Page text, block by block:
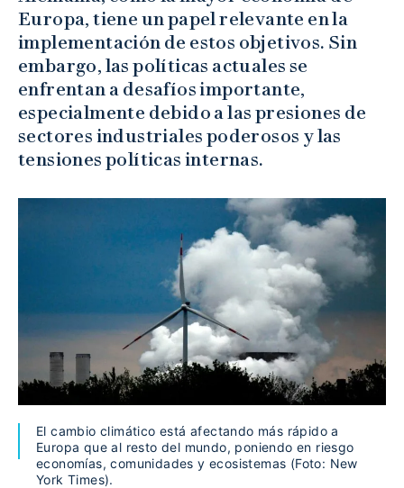
Europa, tiene un papel relevante en la
implementación de estos objetivos. Sin
embargo, las políticas actuales se
enfrentan a desafíos importante,
especialmente debido a las presiones de
sectores industriales poderosos y las
tensiones políticas internas.
El cambio climático está afectando más rápido a
Europa que al resto del mundo, poniendo en riesgo
economías, comunidades y ecosistemas (Foto: New
York Times).